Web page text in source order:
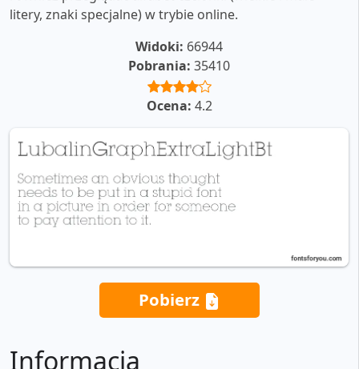
litery, znaki specjalne) w trybie online.
Widoki: 66944
Pobrania: 35410
Ocena: 4.2
Pobierz
Informacja